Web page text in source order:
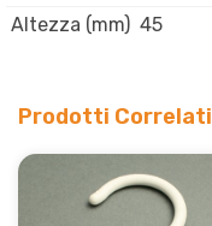
Altezza (mm) 45
Prodotti Correlati